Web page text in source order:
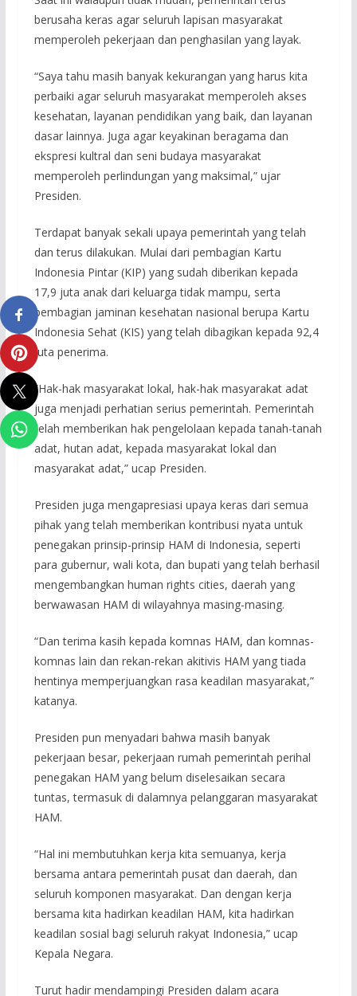
berusaha keras agar seluruh lapisan masyarakat
memperoleh pekerjaan dan penghasilan yang layak.
“Saya tahu masih banyak kekurangan yang harus kita
perbaiki agar seluruh masyarakat memperoleh akses
kesehatan, layanan pendidikan yang baik, dan layanan
dasar lainnya. Juga agar keyakinan beragama dan
ekspresi kultral dan seni budaya masyarakat
memperoleh perlindungan yang maksimal,” ujar
Presiden.
Terdapat banyak sekali upaya pemerintah yang telah
dan terus dilakukan. Mulai dari pembagian Kartu
Indonesia Pintar (KIP) yang sudah diberikan kepada
17,9 juta anak dari keluarga tidak mampu, serta
pembagian jaminan kesehatan nasional berupa Kartu
Indonesia Sehat (KIS) yang telah dibagikan kepada 92,4
juta penerima.
“Hak-hak masyarakat lokal, hak-hak masyarakat adat
juga menjadi perhatian serius pemerintah. Pemerintah
telah memberikan hak pengelolaan kepada tanah-tanah
adat, hutan adat, kepada masyarakat lokal dan
masyarakat adat,” ucap Presiden.
Presiden juga mengapresiasi upaya keras dari semua
pihak yang telah memberikan kontribusi nyata untuk
penegakan prinsip-prinsip HAM di Indonesia, seperti
para gubernur, wali kota, dan bupati yang telah berhasil
mengembangkan human rights cities, daerah yang
berwawasan HAM di wilayahnya masing-masing.
“Dan terima kasih kepada komnas HAM, dan komnas-
komnas lain dan rekan-rekan akitivis HAM yang tiada
hentinya memperjuangkan rasa keadilan masyarakat,”
katanya.
Presiden pun menyadari bahwa masih banyak
pekerjaan besar, pekerjaan rumah pemerintah perihal
penegakan HAM yang belum diselesaikan secara
tuntas, termasuk di dalamnya pelanggaran masyarakat
HAM.
“Hal ini membutuhkan kerja kita semuanya, kerja
bersama antara pemerintah pusat dan daerah, dan
seluruh komponen masyarakat. Dan dengan kerja
bersama kita hadirkan keadilan HAM, kita hadirkan
keadilan sosial bagi seluruh rakyat Indonesia,” ucap
Kepala Negara.
Turut hadir mendampingi Presiden dalam acara